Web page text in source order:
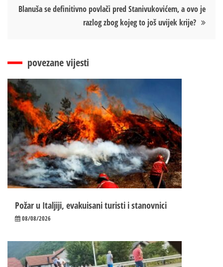
Blanuša se definitivno povlači pred Stanivukovićem, a ovo je
razlog zbog kojeg to još uvijek krije?
povezane vijesti
Požar u Italjiji, evakuisani turisti i stanovnici
08/08/2026